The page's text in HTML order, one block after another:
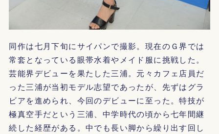
同作は七月下旬にサイパンで撮影。現在のＧ界では
常套となっている眼帯水着やメイド服に挑戦した。
芸能界デビューを果たした三浦。元々カフェ店員だ
った三浦が当初モデル志望であったが、先ずはグラ
ビアを進められ、今回のデビューに至った。特技が
極真空手だという三浦、中学時代の頃から七年間継
続した経歴がある。中でも長い脚から繰り出す回し